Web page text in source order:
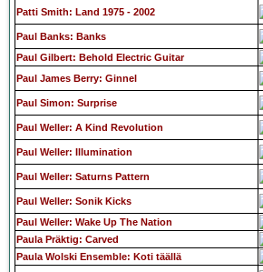
Patti Smith: Land 1975 - 2002
Paul Banks: Banks
Paul Gilbert: Behold Electric Guitar
Paul James Berry: Ginnel
Paul Simon: Surprise
Paul Weller: A Kind Revolution
Paul Weller: Illumination
Paul Weller: Saturns Pattern
Paul Weller: Sonik Kicks
Paul Weller: Wake Up The Nation
Paula Präktig: Carved
Paula Wolski Ensemble: Koti täällä